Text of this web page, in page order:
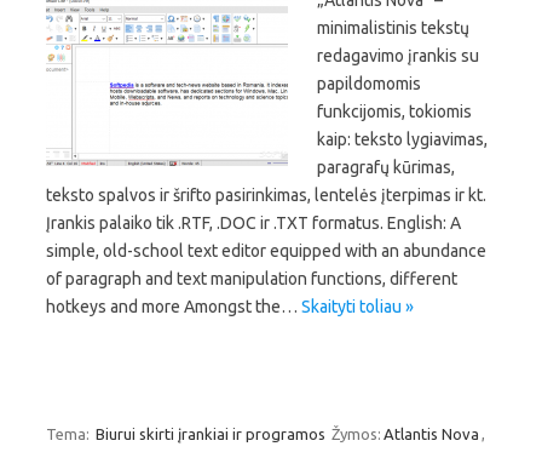
minimalistinis tekstų
redagavimo įrankis su
papildomomis
funkcijomis, tokiomis
kaip: teksto lygiavimas,
paragrafų kūrimas,
teksto spalvos ir šrifto pasirinkimas, lentelės įterpimas ir kt.
Įrankis palaiko tik .RTF, .DOC ir .TXT formatus. English: A
simple, old-school text editor equipped with an abundance
of paragraph and text manipulation functions, different
hotkeys and more Amongst the… Skaityti toliau »
Tema: Biurui skirti įrankiai ir programos Žymos: Atlantis Nova